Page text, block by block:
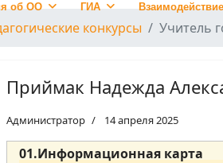
об ОО ГИА
конкурсы Учитель
Приймак Надежда
Администратор 14 апреля 2025
01.Информационная карта